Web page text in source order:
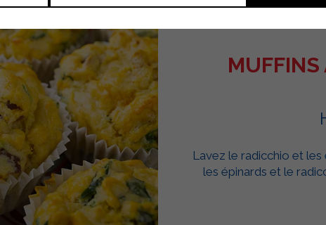
MUFFINS
Lavez le radicchio et les
les épinards et le